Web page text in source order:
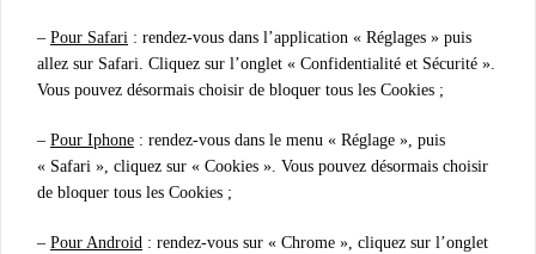
– Pour Safari : rendez-vous dans l’application « Réglages » puis
allez sur Safari. Cliquez sur l’onglet « Confidentialité et Sécurité ».
Vous pouvez désormais choisir de bloquer tous les Cookies ;
– Pour Iphone : rendez-vous dans le menu « Réglage », puis
« Safari », cliquez sur « Cookies ». Vous pouvez désormais choisir
de bloquer tous les Cookies ;
– Pour Android : rendez-vous sur « Chrome », cliquez sur l’onglet